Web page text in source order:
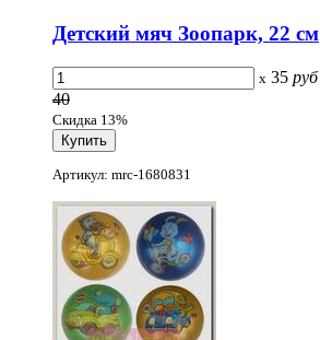
Детский мяч Зоопарк, 22 см
x 35 руб
40
Скидка 13%
Артикул: mrc-1680831